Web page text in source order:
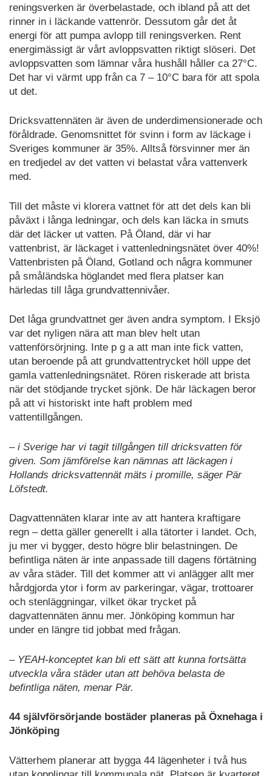
reningsverken är överbelastade, och ibland på att det
rinner in i läckande vattenrör. Dessutom går det åt
energi för att pumpa avlopp till reningsverken. Rent
energimässigt är vårt avloppsvatten riktigt slöseri. Det
avloppsvatten som lämnar våra hushåll håller ca 27°C.
Det har vi värmt upp från ca 7 – 10°C bara för att spola
ut det.
Dricksvattennäten är även de underdimensionerade och
föråldrade. Genomsnittet för svinn i form av läckage i
Sveriges kommuner är 35%. Alltså försvinner mer än
en tredjedel av det vatten vi belastat våra vattenverk
med.
Till det måste vi klorera vattnet för att det dels kan bli
påväxt i långa ledningar, och dels kan läcka in smuts
där det läcker ut vatten. På Öland, där vi har
vattenbrist, är läckaget i vattenledningsnätet över 40%!
Vattenbristen på Öland, Gotland och några kommuner
på småländska höglandet med flera platser kan
härledas till låga grundvattennivåer.
Det låga grundvattnet ger även andra symptom. I Eksjö
var det nyligen nära att man blev helt utan
vattenförsörjning. Inte p g a att man inte fick vatten,
utan beroende på att grundvattentrycket höll uppe det
gamla vattenledningsnätet. Rören riskerade att brista
när det stödjande trycket sjönk. De här läckagen beror
på att vi historiskt inte haft problem med
vattentillgången.
– i Sverige har vi tagit tillgången till dricksvatten för
given. Som jämförelse kan nämnas att läckagen i
Hollands dricksvattennät mäts i promille, säger Pär
Löfstedt.
Dagvattennäten klarar inte av att hantera kraftigare
regn – detta gäller generellt i alla tätorter i landet. Och,
ju mer vi bygger, desto högre blir belastningen. De
befintliga näten är inte anpassade till dagens förtätning
av våra städer. Till det kommer att vi anlägger allt mer
hårdgjorda ytor i form av parkeringar, vägar, trottoarer
och stenläggningar, vilket ökar trycket på
dagvattennäten ännu mer. Jönköping kommun har
under en längre tid jobbat med frågan.
– YEAH-konceptet kan bli ett sätt att kunna fortsätta
utveckla våra städer utan att behöva belasta de
befintliga näten, menar Pär.
44 självförsörjande bostäder planeras på Öxnehaga i
Jönköping
Vätterhem planerar att bygga 44 lägenheter i två hus